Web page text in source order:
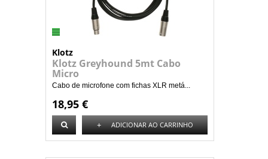
Klotz
Klotz Greyhound 5mt Cabo
Micro
Cabo de microfone com fichas XLR metá...
18,95 €
+ ADICIONAR AO CARRINHO